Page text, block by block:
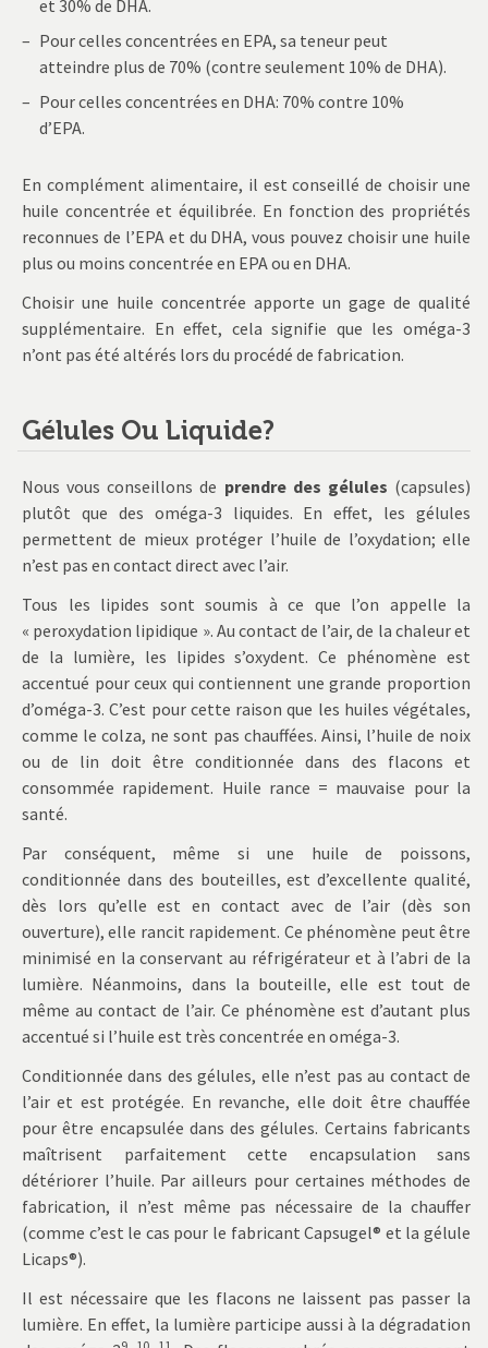
et 30% de DHA.
Pour celles concentrées en EPA, sa teneur peut
atteindre plus de 70% (contre seulement 10% de DHA).
Pour celles concentrées en DHA: 70% contre 10%
d’EPA.
En complément alimentaire, il est conseillé de choisir une
huile concentrée et équilibrée. En fonction des propriétés
reconnues de l’EPA et du DHA, vous pouvez choisir une huile
plus ou moins concentrée en EPA ou en DHA.
Choisir une huile concentrée apporte un gage de qualité
supplémentaire. En effet, cela signifie que les oméga-3
n’ont pas été altérés lors du procédé de fabrication.
Gélules Ou Liquide?
Nous vous conseillons de prendre des gélules (capsules)
plutôt que des oméga-3 liquides. En effet, les gélules
permettent de mieux protéger l’huile de l’oxydation; elle
n’est pas en contact direct avec l’air.
Tous les lipides sont soumis à ce que l’on appelle la
« peroxydation lipidique ». Au contact de l’air, de la chaleur et
de la lumière, les lipides s’oxydent. Ce phénomène est
accentué pour ceux qui contiennent une grande proportion
d’oméga-3. C’est pour cette raison que les huiles végétales,
comme le colza, ne sont pas chauffées. Ainsi, l’huile de noix
ou de lin doit être conditionnée dans des flacons et
consommée rapidement. Huile rance = mauvaise pour la
santé.
Par conséquent, même si une huile de poissons,
conditionnée dans des bouteilles, est d’excellente qualité,
dès lors qu’elle est en contact avec de l’air (dès son
ouverture), elle rancit rapidement. Ce phénomène peut être
minimisé en la conservant au réfrigérateur et à l’abri de la
lumière. Néanmoins, dans la bouteille, elle est tout de
même au contact de l’air. Ce phénomène est d’autant plus
accentué si l’huile est très concentrée en oméga-3.
Conditionnée dans des gélules, elle n’est pas au contact de
l’air et est protégée. En revanche, elle doit être chauffée
pour être encapsulée dans des gélules. Certains fabricants
maîtrisent parfaitement cette encapsulation sans
détériorer l’huile. Par ailleurs pour certaines méthodes de
fabrication, il n’est même pas nécessaire de la chauffer
(comme c’est le cas pour le fabricant Capsugel® et la gélule
Licaps®).
Il est nécessaire que les flacons ne laissent pas passer la
lumière. En effet, la lumière participe aussi à la dégradation